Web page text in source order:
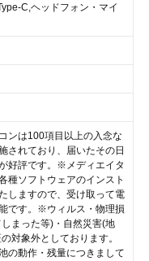
C,ヘッドフォン・マイ
ンは100項目以上の入念な
されており、届いたその日
好評です。 ※メディエイタ
種ソフトウェアのインスト
しますので、受け取って電
です。 ※ウィルス・物理損
まった等)・自然災害(地
対象外としております。
の動作・残量につきまして